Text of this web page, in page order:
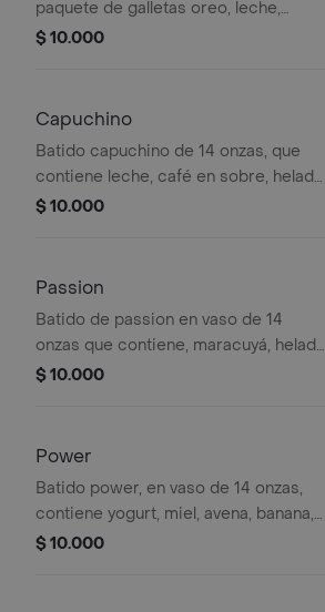
paquete de galletas oreo, leche,
$ 10.000
Capuchino
Batido capuchino de 14 onzas, que
contiene leche, café en sobre, helado
de vainilla y esencia.
$ 10.000
Passion
Batido de passion en vaso de 14
onzas que contiene, maracuyá, helado
de vainilla, leche, yerbabuena y
$ 10.000
Power
Batido power, en vaso de 14 onzas,
contiene yogurt, miel, avena, banana,
leche, esencia y helado de vainilla.
$ 10.000